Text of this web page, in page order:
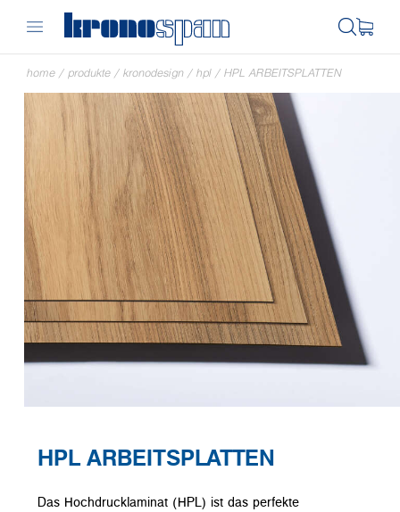
home / produkte / kronodesign / hpl / HPL ARBEITSPLATTEN
HPL ARBEITSPLATTEN
Das Hochdrucklaminat (HPL) ist das perfekte